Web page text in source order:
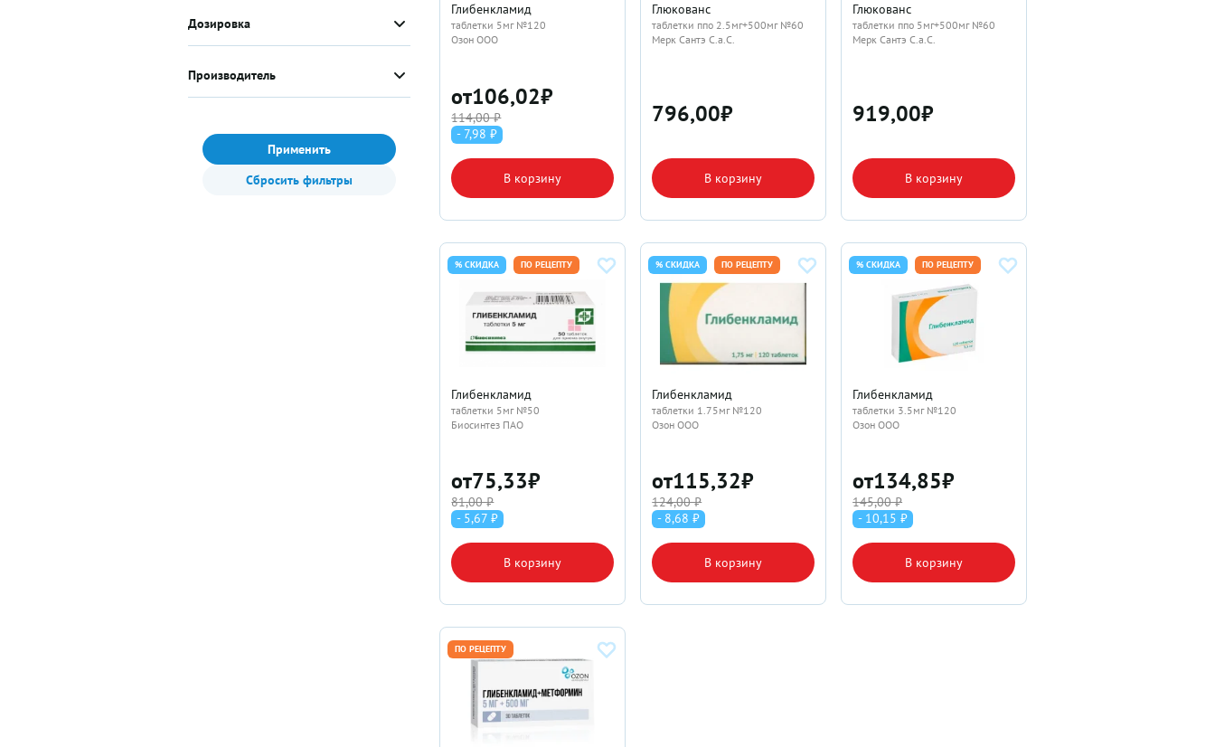
Дозировка
Производитель
Применить
Сбросить фильтры
Глибенкламид
таблетки 5мг №120
Озон ООО
от106,02₽
114,00 ₽
- 7,98 ₽
В корзину
Глюкованс
таблетки ппо 2.5мг+500мг №60
Мерк Сантэ С.а.С.
796,00₽
В корзину
Глюкованс
таблетки ппо 5мг+500мг №60
Мерк Сантэ С.а.С.
919,00₽
В корзину
% СКИДКА ПО РЕЦЕПТУ
Глибенкламид
таблетки 5мг №50
Биосинтез ПАО
от75,33₽
81,00 ₽
- 5,67 ₽
В корзину
% СКИДКА ПО РЕЦЕПТУ
Глибенкламид
таблетки 1.75мг №120
Озон ООО
от115,32₽
124,00 ₽
- 8,68 ₽
В корзину
% СКИДКА ПО РЕЦЕПТУ
Глибенкламид
таблетки 3.5мг №120
Озон ООО
от134,85₽
145,00 ₽
- 10,15 ₽
В корзину
ПО РЕЦЕПТУ